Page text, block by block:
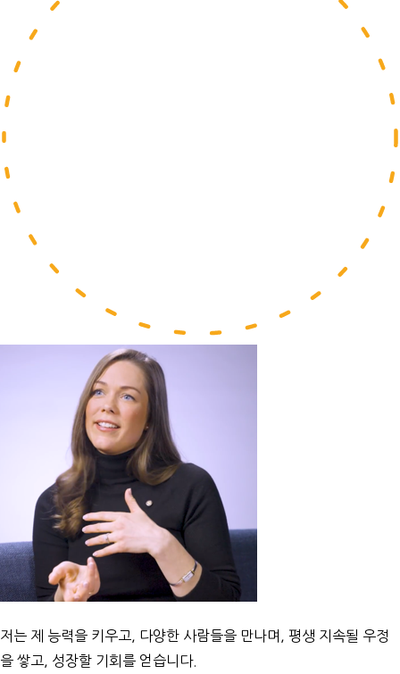
저는 제 능력을 키우고, 다양한 사람들을 만나며, 평생 지속될 우정
을 쌓고, 성장할 기회를 얻습니다.